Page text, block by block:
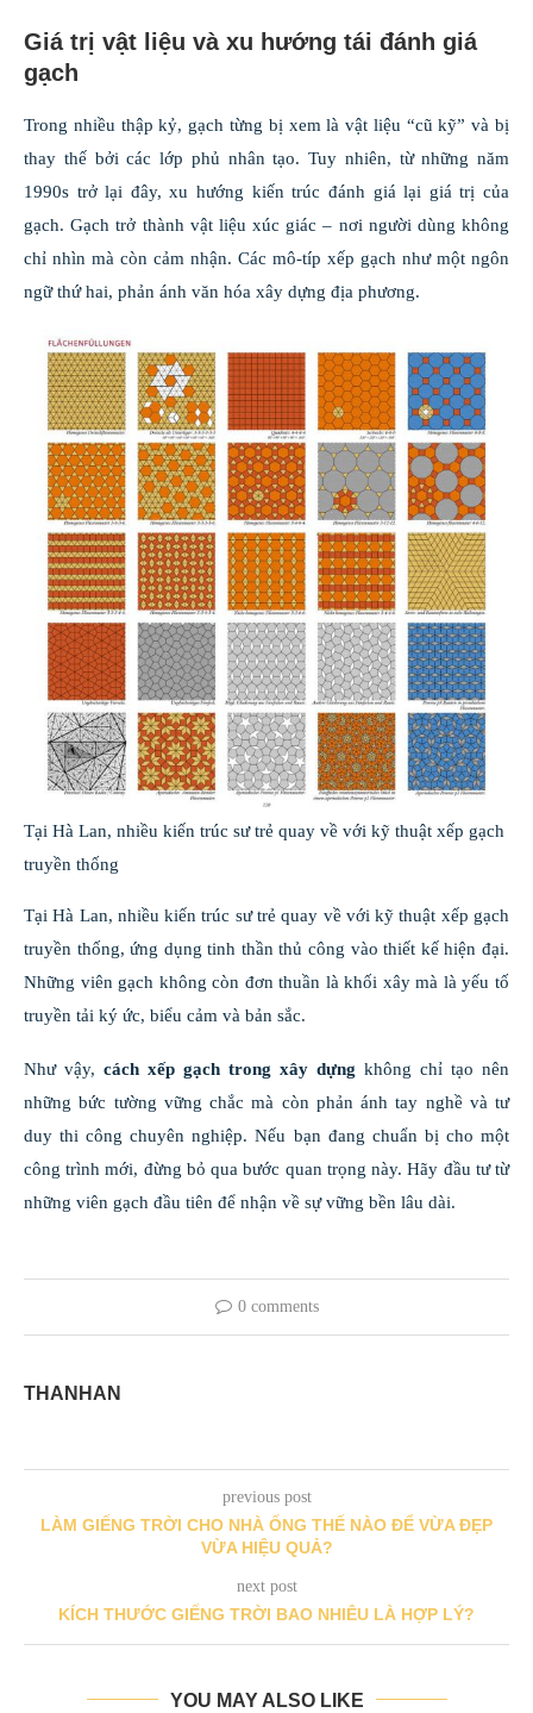
Giá trị vật liệu và xu hướng tái đánh giá
gạch
Trong nhiều thập kỷ, gạch từng bị xem là vật liệu “cũ kỹ” và bị
thay thế bởi các lớp phủ nhân tạo. Tuy nhiên, từ những năm
1990s trở lại đây, xu hướng kiến trúc đánh giá lại giá trị của
gạch. Gạch trở thành vật liệu xúc giác – nơi người dùng không
chỉ nhìn mà còn cảm nhận. Các mô-típ xếp gạch như một ngôn
ngữ thứ hai, phản ánh văn hóa xây dựng địa phương.
Tại Hà Lan, nhiều kiến trúc sư trẻ quay về với kỹ thuật xếp gạch
truyền thống
Tại Hà Lan, nhiều kiến trúc sư trẻ quay về với kỹ thuật xếp gạch
truyền thống, ứng dụng tinh thần thủ công vào thiết kế hiện đại.
Những viên gạch không còn đơn thuần là khối xây mà là yếu tố
truyền tải ký ức, biểu cảm và bản sắc.
Như vậy, cách xếp gạch trong xây dựng không chỉ tạo nên
những bức tường vững chắc mà còn phản ánh tay nghề và tư
duy thi công chuyên nghiệp. Nếu bạn đang chuẩn bị cho một
công trình mới, đừng bỏ qua bước quan trọng này. Hãy đầu tư từ
những viên gạch đầu tiên để nhận về sự vững bền lâu dài.
0 comments
THANHAN
previous post
LÀM GIẾNG TRỜI CHO NHÀ ỐNG THẾ NÀO ĐỂ VỪA ĐẸP
VỪA HIỆU QUẢ?
next post
KÍCH THƯỚC GIẾNG TRỜI BAO NHIÊU LÀ HỢP LÝ?
YOU MAY ALSO LIKE